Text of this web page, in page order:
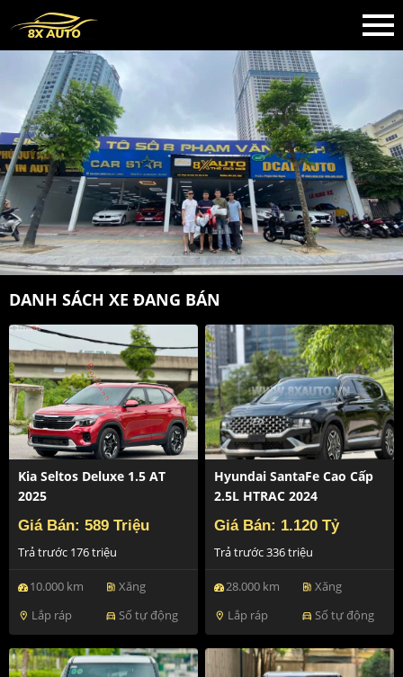
DANH SÁCH XE ĐANG BÁN
Kia Seltos Deluxe 1.5 AT
2025
Giá Bán: 589 Triệu
Trả trước 176 triệu
10.000 km ev_station Xăng
location_on Lắp ráp directions_car Số tự động
Hyundai SantaFe Cao Cấp
2.5L HTRAC 2024
Giá Bán: 1.120 Tỷ
Trả trước 336 triệu
28.000 km ev_station Xăng
location_on Lắp ráp directions_car Số tự động